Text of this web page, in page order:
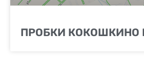
ПРОБКИ КОКОШКИНО